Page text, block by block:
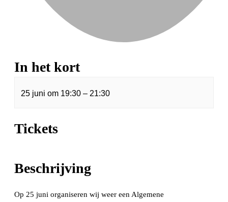
In het kort
25 juni om 19:30 – 21:30
Tickets
Beschrijving
Op 25 juni organiseren wij weer een Algemene